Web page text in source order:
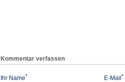
Kommentar verfassen
Ihr Name* E-Mail*